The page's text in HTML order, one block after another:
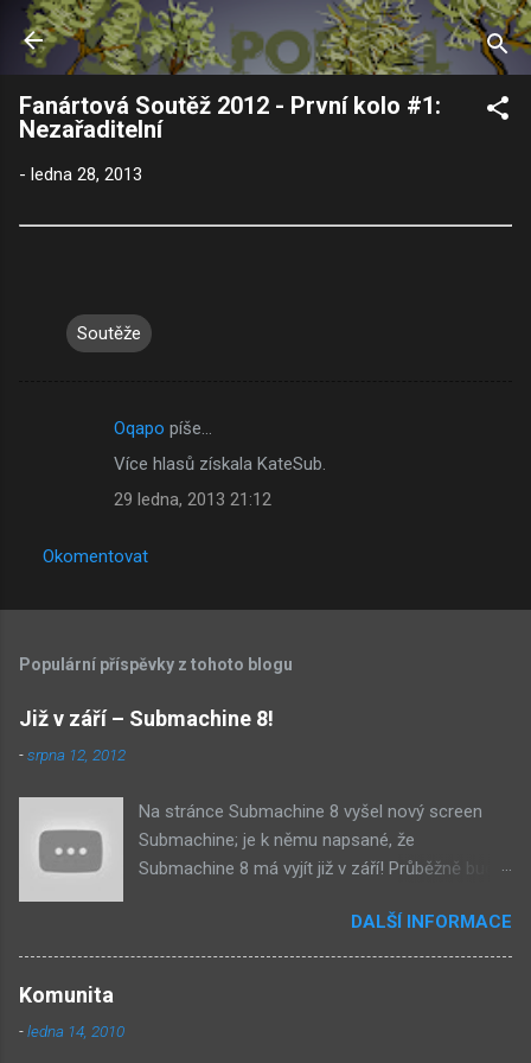
Přeskočit na hlavní obsah
Fanártová Soutěž 2012 - První kolo #1:
Nezařaditelní
- ledna 28, 2013
Soutěže
t
ř
e
Oqapo píše…
Více hlasů získala KateSub.
29 ledna, 2013 21:12
Okomentovat
Populární příspěvky z tohoto blogu
Již v září – Submachine 8!
-srpna 12, 2012
Na stránce Submachine 8 vyšel nový screen
Submachine; je k němu napsané, že
Submachine 8 má vyjít již v září! Průběžně budu
zveřejněný materiál ze Submachine 8. Zvukové
pozadí menu. První screen, který se na stránce
DALŠÍ INFORMACE
Komunita
-ledna 14, 2010